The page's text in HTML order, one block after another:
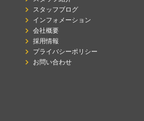
スタッフブログ
インフォメーション
会社概要
採用情報
プライバシーポリシー
お問い合わせ